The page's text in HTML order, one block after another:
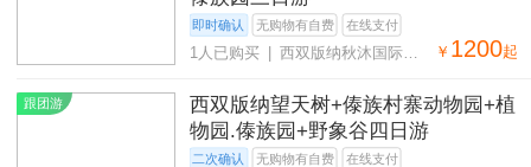
即时确认 无购物有自费 在线支付
￥ 1200起
1人已购买 | 西双版纳秋沐国际旅
跟团游
西双版纳望天树+傣族村寨动物园+植
物园.傣族园+野象谷四日游
二次确认 无购物有自费 在线支付